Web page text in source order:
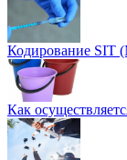
Кодирование SIT
Как